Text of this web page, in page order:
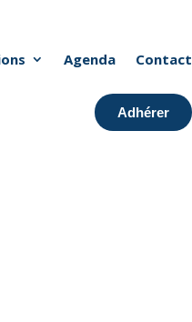
Agenda Contact
Adhérer